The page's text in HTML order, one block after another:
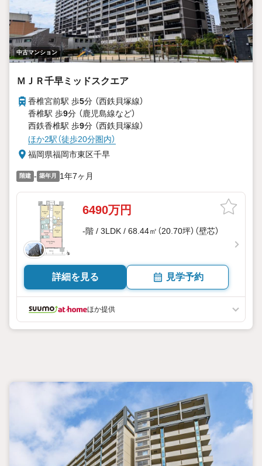
中古マンション
ＭＪＲ千早ミッドスクエア
香椎宮前駅 歩5分 （西鉄貝塚線）
香椎駅 歩9分 （鹿児島線など）
西鉄香椎駅 歩9分 （西鉄貝塚線）
ほか2駅（徒歩20分圏内）
福岡県福岡市東区千早
階建 - 築年月 1年7ヶ月
6490万円
-階 / 3LDK / 68.44㎡（20.70坪）（壁芯）
詳細を見る 見学予約
ほか提供